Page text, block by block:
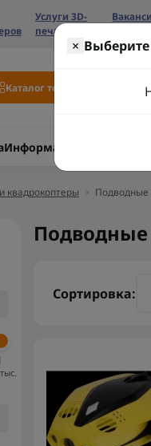
Услуги 3D-
печати
Каталог товаров
Информация
квадрокоптеры Подводные
×
Сортировка: